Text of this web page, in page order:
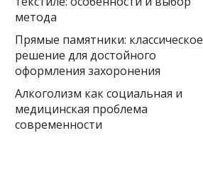
метода
Прямые памятники: классическое
решение для достойного
оформления захоронения
Алкоголизм как социальная и
медицинская проблема
современности